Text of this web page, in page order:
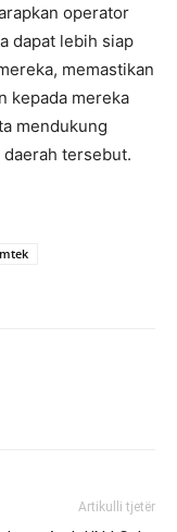
operator
dapat lebih siap
memastikan
kepada mereka
mendukung
tersebut.
Artikulli tjetër